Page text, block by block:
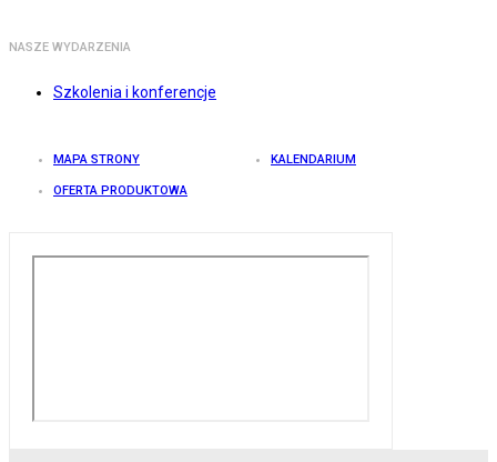
NASZE WYDARZENIA
Szkolenia i konferencje
MAPA STRONY KALENDARIUM
OFERTA PRODUKTOWA